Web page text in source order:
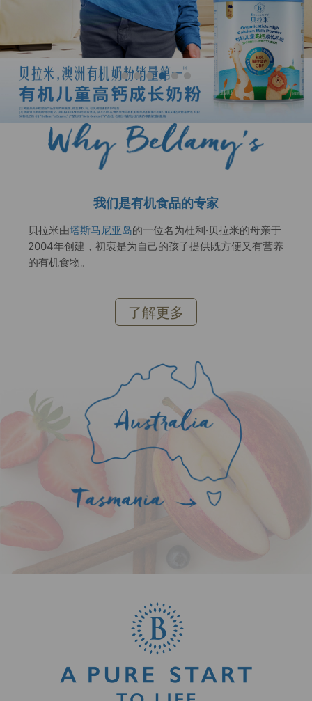
我们是有机食品的专家
贝拉米由塔斯马尼亚岛的一位名为杜利·贝拉米的母亲于
2004年创建，初衷是为自己的孩子提供既方便又有营养
的有机食物。
了解更多